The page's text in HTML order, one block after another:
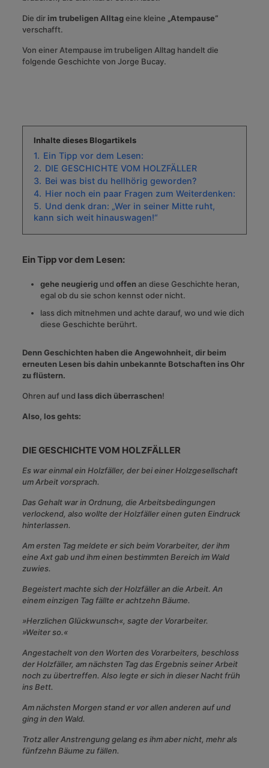
Die dirim trubeligen Alltageine kleine „Atempause“
verschafft.
Von einer Atempause im trubeligen Alltag handelt die
folgende Geschichte von Jorge Bucay.
Inhalte dieses Blogartikels
1. Ein Tipp vor dem Lesen:
2. DIE GESCHICHTE VOM HOLZFÄLLER
3. Bei was bist du hellhörig geworden?
4. Hier noch ein paar Fragen zum Weiterdenken:
5. Und denk dran: „Wer in seiner Mitte ruht,
kann sich weit hinauswagen!“
Ein Tipp vor dem Lesen:
gehe neugierig und offenan diese Geschichte heran,
egal ob du sie schon kennst oder nicht.
lass dich mitnehmen und achte darauf, wo und wie dich
diese Geschichte berührt.
Denn Geschichten haben die Angewohnheit, dir beim
erneuten Lesen bis dahin unbekannte Botschaften ins Ohr
zu flüstern.
Ohren auf und lass dich überraschen!
Also, los gehts:
DIE GESCHICHTE VOM HOLZFÄLLER
Es war einmal ein Holzfäller, der bei einer Holzgesellschaft
um Arbeit vorsprach.
Das Gehalt war in Ordnung, die Arbeitsbedingungen
verlockend, also wollte der Holzfäller einen guten Eindruck
hinterlassen.
Am ersten Tag meldete er sich beim Vorarbeiter, der ihm
eine Axt gab und ihm einen bestimmten Bereich im Wald
zuwies.
Begeistert machte sich der Holzfäller an die Arbeit. An
einem einzigen Tag fällte er achtzehn Bäume.
»Herzlichen Glückwunsch«, sagte der Vorarbeiter.
»Weiter so.«
Angestachelt von den Worten des Vorarbeiters, beschloss
der Holzfäller, am nächsten Tag das Ergebnis seiner Arbeit
noch zu übertreffen. Also legte er sich in dieser Nacht früh
ins Bett.
Am nächsten Morgen stand er vor allen anderen auf und
ging in den Wald.
Trotz aller Anstrengung gelang es ihm aber nicht, mehr als
fünfzehn Bäume zu fällen.